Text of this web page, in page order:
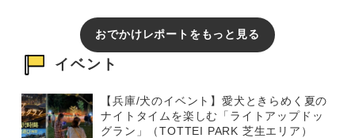
おでかけレポートをもっと見る
イベント
【兵庫/犬のイベント】愛犬ときらめく夏の
ナイトタイムを楽しむ「ライトアップドッ
グラン」（TOTTEI PARK 芝生エリア）